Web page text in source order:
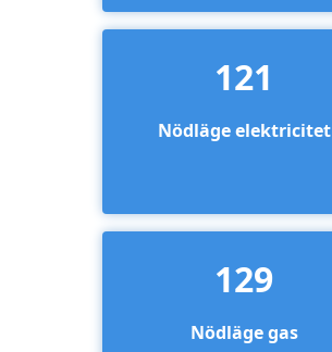
121
Nödläge elektricitet
129
Nödläge gas